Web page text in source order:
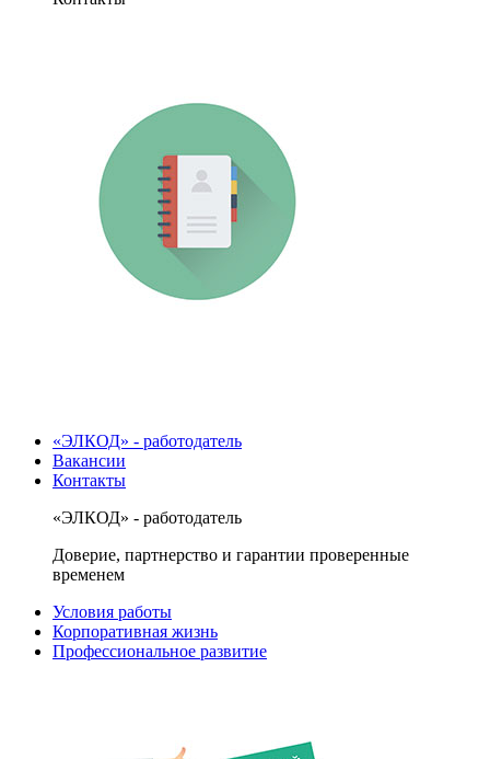
«ЭЛКОД» - работодатель
Вакансии
Контакты
«ЭЛКОД» - работодатель
Доверие, партнерство и гарантии проверенные
временем
Условия работы
Корпоративная жизнь
Профессиональное развитие